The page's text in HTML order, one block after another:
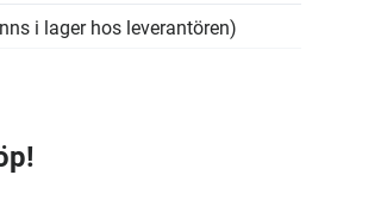
i lager hos leverantören)